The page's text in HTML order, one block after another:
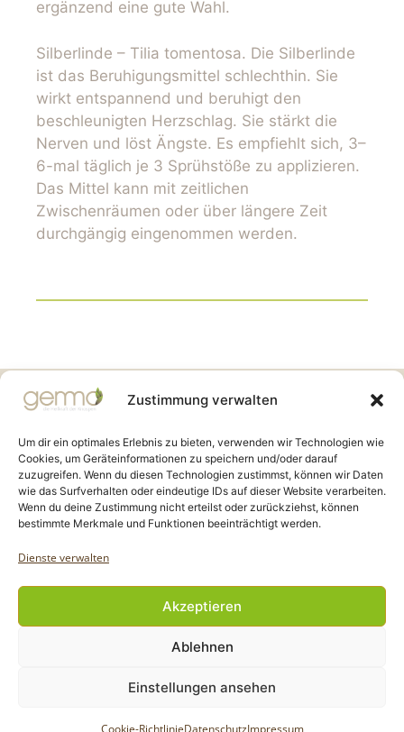
Zustimmung verwalten
Um dir ein optimales Erlebnis zu bieten, verwenden wir Technologien wie
Cookies, um Geräteinformationen zu speichern und/oder darauf
zuzugreifen. Wenn du diesen Technologien zustimmst, können wir Daten
wie das Surfverhalten oder eindeutige IDs auf dieser Website verarbeiten.
Wenn du deine Zustimmung nicht erteilst oder zurückziehst, können
bestimmte Merkmale und Funktionen beeinträchtigt werden.
Dienste verwalten
Akzeptieren
Ablehnen
Einstellungen ansehen
Cookie-RichtlinieDatenschutzImpressum
ergänzend eine gute Wahl.
Silberlinde – Tilia tomentosa. Die Silberlinde
ist das Beruhigungsmittel schlechthin. Sie
wirkt entspannend und beruhigt den
beschleunigten Herzschlag. Sie stärkt die
Nerven und löst Ängste. Es empfiehlt sich, 3–
6-mal täglich je 3 Sprühstöße zu applizieren.
Das Mittel kann mit zeitlichen
Zwischenräumen oder über längere Zeit
durchgängig eingenommen werden.
Gemmo Community
Birkenstr. 7
CH-6003 Luzern
info@gemmo.de
info@gemmo-community.at
Copyright Gemmo Community |